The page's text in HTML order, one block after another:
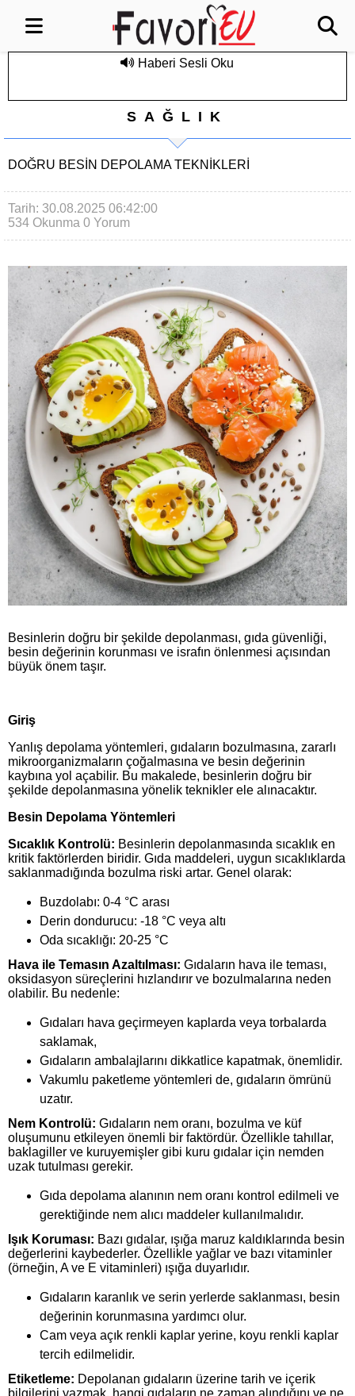
Haberi Sesli Oku
SAĞLIK
DOĞRU BESIN DEPOLAMA TEKNIKLERI
Tarih: 30.08.2025 06:42:00
534 Okunma 0 Yorum
Besinlerin doğru bir şekilde depolanması, gıda güvenliği,
besin değerinin korunması ve israfın önlenmesi açısından
büyük önem taşır.
Giriş
Yanlış depolama yöntemleri, gıdaların bozulmasına, zararlı
mikroorganizmaların çoğalmasına ve besin değerinin
kaybına yol açabilir. Bu makalede, besinlerin doğru bir
şekilde depolanmasına yönelik teknikler ele alınacaktır.
Besin Depolama Yöntemleri
Sıcaklık Kontrolü: Besinlerin depolanmasında sıcaklık en
kritik faktörlerden biridir. Gıda maddeleri, uygun sıcaklıklarda
saklanmadığında bozulma riski artar. Genel olarak:
Buzdolabı: 0-4 °C arası
Derin dondurucu: -18 °C veya altı
Oda sıcaklığı: 20-25 °C
Hava ile Temasın Azaltılması: Gıdaların hava ile teması,
oksidasyon süreçlerini hızlandırır ve bozulmalarına neden
olabilir. Bu nedenle:
Gıdaları hava geçirmeyen kaplarda veya torbalarda
saklamak,
Gıdaların ambalajlarını dikkatlice kapatmak, önemlidir.
Vakumlu paketleme yöntemleri de, gıdaların ömrünü
uzatır.
Nem Kontrolü: Gıdaların nem oranı, bozulma ve küf
oluşumunu etkileyen önemli bir faktördür. Özellikle tahıllar,
baklagiller ve kuruyemişler gibi kuru gıdalar için nemden
uzak tutulması gerekir.
Gıda depolama alanının nem oranı kontrol edilmeli ve
gerektiğinde nem alıcı maddeler kullanılmalıdır.
Işık Koruması: Bazı gıdalar, ışığa maruz kaldıklarında besin
değerlerini kaybederler. Özellikle yağlar ve bazı vitaminler
(örneğin, A ve E vitaminleri) ışığa duyarlıdır.
Gıdaların karanlık ve serin yerlerde saklanması, besin
değerinin korunmasına yardımcı olur.
Cam veya açık renkli kaplar yerine, koyu renkli kaplar
tercih edilmelidir.
Etiketleme: Depolanan gıdaların üzerine tarih ve içerik
bilgilerini yazmak, hangi gıdaların ne zaman alındığını ve ne